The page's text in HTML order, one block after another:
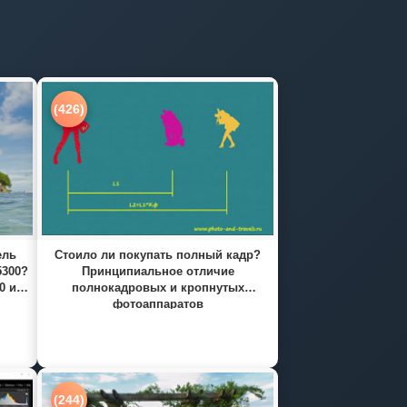
и
(426)
Стоило ли покупать полный кадр?
Принципиальное отличие
полнокадровых и кропнутых
фотоаппаратов
(244)